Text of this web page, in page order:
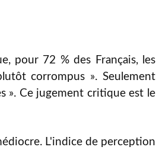
pour 72 % des Français, les
corrompus ». Seulement
». Ce jugement critique est le
L'indice de perception